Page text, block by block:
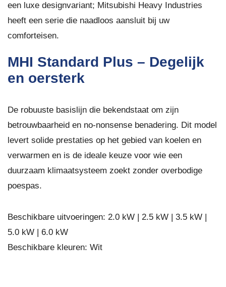
een luxe designvariant; Mitsubishi Heavy Industries
heeft een serie die naadloos aansluit bij uw
comforteisen.
MHI Standard Plus – Degelijk
en oersterk
De robuuste basislijn die bekendstaat om zijn
betrouwbaarheid en no-nonsense benadering. Dit model
levert solide prestaties op het gebied van koelen en
verwarmen en is de ideale keuze voor wie een
duurzaam klimaatsysteem zoekt zonder overbodige
poespas.
Beschikbare uitvoeringen: 2.0 kW | 2.5 kW | 3.5 kW |
5.0 kW | 6.0 kW
Beschikbare kleuren: Wit